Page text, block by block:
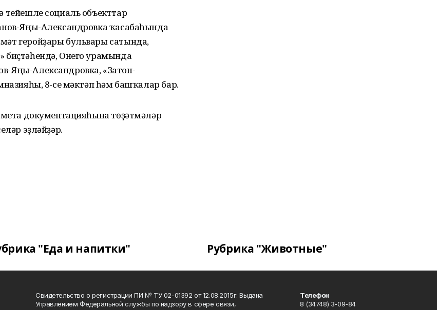
тейешле социаль объекттар
Яңы-Александровка ҡасабаһында
геройҙары бульвары сатында,
биҫтәһендә, Онего урамында
Яңы-Александровка, «Затон-
8-се мәктәп һәм башҡалар бар.
документацияһына төҙәтмәләр
эҙләйҙәр.
"Еда и напитки" Рубрика "Животные"
Свидетельство о регистрации ПИ № ТУ 02-01392 от 12.08.2015г. Выдана
Управлением Федеральной службы по надзору в сфере связи,
Телефон
8 (34748) 3-09-84